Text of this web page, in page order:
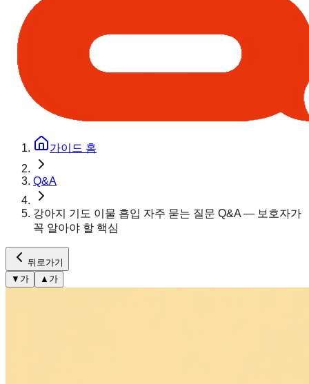
가이드 홈
Q&A
강아지 기도 이물 흡입 자주 묻는 질문 Q&A — 보호자가
꼭 알아야 할 핵심
뒤로가기
▼ 가 ▲ 가